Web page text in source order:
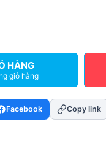
HÀNG
giỏ hàng
Facebook Copy link